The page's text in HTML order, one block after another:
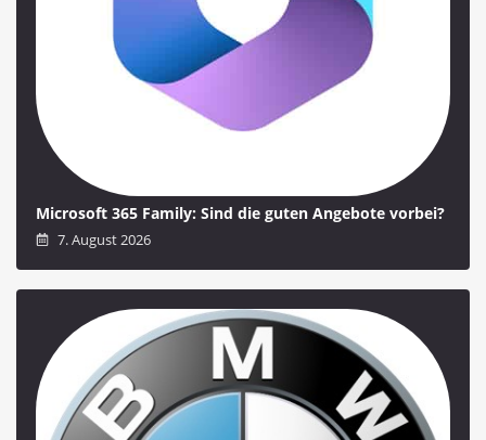
Microsoft 365 Family: Sind die guten Angebote vorbei?
7. August 2026